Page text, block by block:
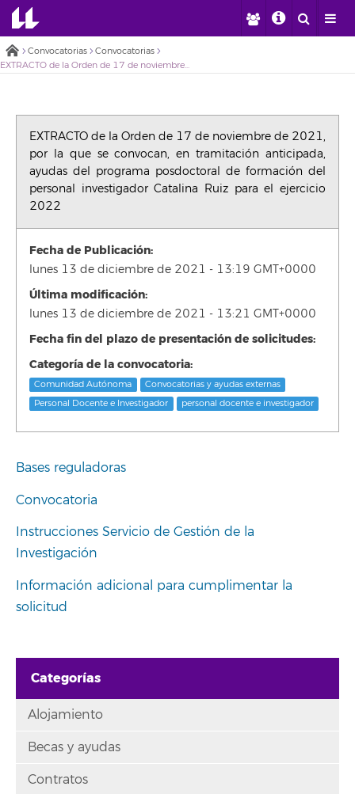
Convocatorias
Convocatorias
EXTRACTO de la Orden de 17 de noviembre de 2021, por la que se convocan, en tramitación anticipada, ayudas del programa posdoctoral de formación del personal investigador Catalina Ruiz para el ejercicio 2022
EXTRACTO de la Orden de 17 de noviembre de 2021,
por la que se convocan, en tramitación anticipada,
ayudas del programa posdoctoral de formación del
personal investigador Catalina Ruiz para el ejercicio
2022
Fecha de Publicación:
lunes 13 de diciembre de 2021 - 13:19 GMT+0000
Última modificación:
lunes 13 de diciembre de 2021 - 13:21 GMT+0000
Fecha fin del plazo de presentación de solicitudes:
Categoría de la convocatoria:
Comunidad Autónoma
Convocatorias y ayudas externas
Personal Docente e Investigador
personal docente e investigador
Bases reguladoras
Convocatoria
Instrucciones Servicio de Gestión de la
Investigación
Información adicional para cumplimentar la
solicitud
Categorías
Alojamiento
Becas y ayudas
Contratos